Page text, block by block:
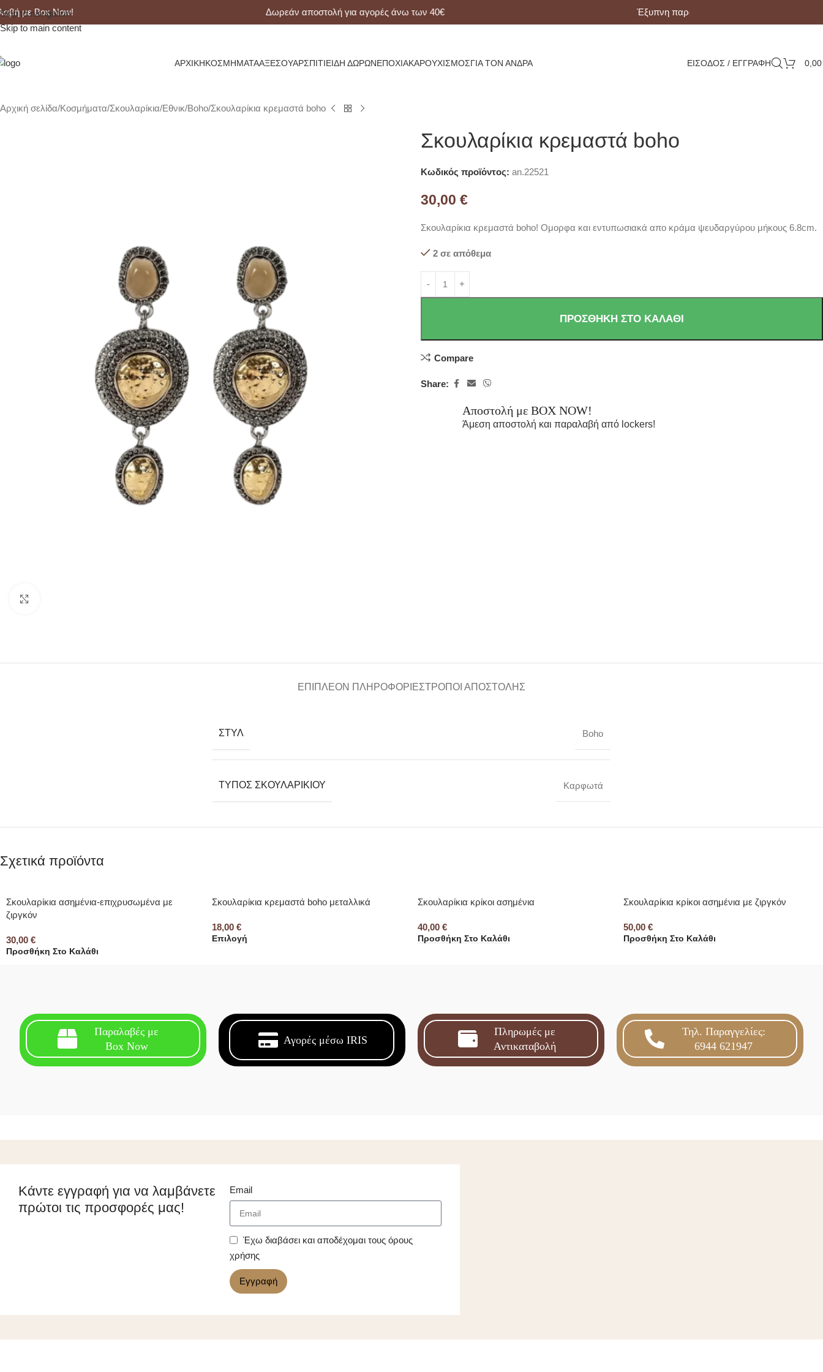
Skip to navigation
Skip to main content
με Box Now! Δωρεάν αποστολή για αγορές άνω των 40€ Έξυπνη παραλαβή με Box Now!
ΑΡΧΙΚΉΚΟΣΜΉΜΑΤΑΑΞΕΣΟΥΆΡΣΠΊΤΙΕΊΔΗ ΔΏΡΩΝΕΠΟΧΙΑΚΆΡΟΥΧΙΣΜΌΣΓΙΑ ΤΟΝ ΆΝΔΡΑ ΕΙΣΟΔΟΣ / ΕΓΓΡΑΦΗ
Αρχική σελίδα Κοσμήματα Σκουλαρίκια Εθνικ/Boho Σκουλαρίκια κρεμαστά boho
Σκουλαρίκια κρεμαστά boho
Κωδικός προϊόντος: an.22521
30,00 €
Σκουλαρίκια κρεμαστά boho! Ομορφα και εντυπωσιακά απο κράμα ψευδαργύρου μήκους 6.8cm.
2 σε απόθεμα
ΠΡΟΣΘΉΚΗ ΣΤΟ ΚΑΛΆΘΙ
Compare
Share:
Αποστολή με BOX NOW!
Άμεση αποστολή και παραλαβή από lockers!
ΕΠΙΠΛΈΟΝ ΠΛΗΡΟΦΟΡΊΕΣΤΡΌΠΟΙ ΑΠΟΣΤΟΛΉΣ
ΣΤΥΛ Boho
ΤΎΠΟΣ ΣΚΟΥΛΑΡΙΚΙΟΎ Καρφωτά
Σχετικά προϊόντα
Σκουλαρίκια ασημένια-επιχρυσωμένα με
ζιργκόν
30,00 €
Προσθήκη Στο Καλάθι
Σκουλαρίκια κρεμαστά boho μεταλλικά
18,00 €
Επιλογή
Σκουλαρίκια κρίκοι ασημένια
40,00 €
Προσθήκη Στο Καλάθι
Σκουλαρίκια κρίκοι ασημένια με ζιργκόν
50,00 €
Προσθήκη Στο Καλάθι
Παραλαβές με
Box Now
Αγορές μέσω IRIS
Πληρωμές με
Αντικαταβολή
Τηλ. Παραγγελίες:
6944 621947
Κάντε εγγραφή για να λαμβάνετε
πρώτοι τις προσφορές μας!
Email
Έχω διαβάσει και αποδέχομαι τους όρους
χρήσης
Εγγραφή